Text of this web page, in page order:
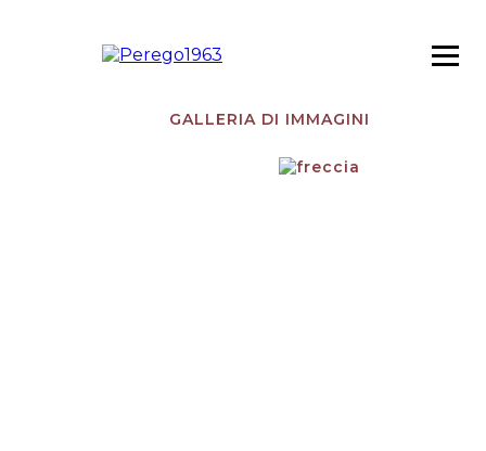
GALLERIA DI IMMAGINI